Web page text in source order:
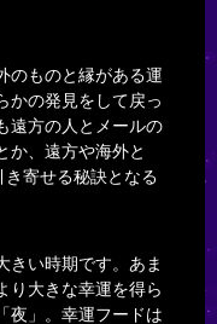
のものと縁がある運
かの発見をして戻っ
遠方の人とメールの
か、遠方や海外と
き寄せる秘訣となる
きい時期です。あま
り大きな幸運を得ら
夜」。幸運フードは